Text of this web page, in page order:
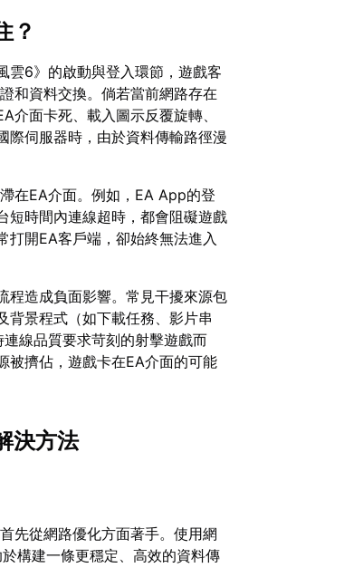
？
雲6》的啟動與登入環節，遊戲客
和資料交換。倘若當前網路存在
介面卡死、載入圖示反覆旋轉、
際伺服器時，由於資料傳輸路徑漫
在EA介面。例如，EA App的登
短時間內連線超時，都會阻礙遊戲
打開EA客戶端，卻始終無法進入
程造成負面影響。常見干擾來源包
背景程式（如下載任務、影片串
線品質要求苛刻的射擊遊戲而
被擠佔，遊戲卡在EA介面的可能
決方法
先從網路優化方面著手。使用網
構建一條更穩定、高效的資料傳